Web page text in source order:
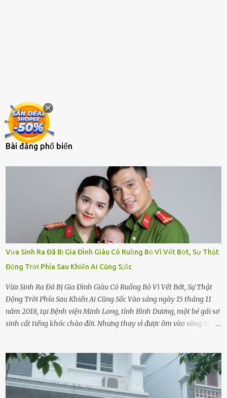
Bài đăng phổ biến
Vừa Sinh Ra Đã Bị Gia Đình Giàu Có Ruồng Bỏ Vì Vết Bớt, Sự Thật
Động Trời Phía Sau Khiến Ai Cũng S;ốc
Vừa Sinh Ra Đã Bị Gia Đình Giàu Có Ruồng Bỏ Vì Vết Bớt, Sự Thật
Động Trời Phía Sau Khiến Ai Cũng Sốc Vào sáng ngày 15 tháng 11
năm 2018, tại Bệnh viện Minh Long, tỉnh Bình Dương, một bé gái sơ
sinh cất tiếng khóc chào đời. Nhưng thay vì được ôm vào vòng tay
hảo, địa vị cao sang của ông Trần Quốc Tùng xem như điềm gở. Ông
Tùng, một doanh nhân quyền lực có tiếng ở Bình Dương, cùng vợ là
bà Đỗ Thị Nga, lập tức ra quyết định nhẫn tâm: bỏ lại đứa trẻ. Họ